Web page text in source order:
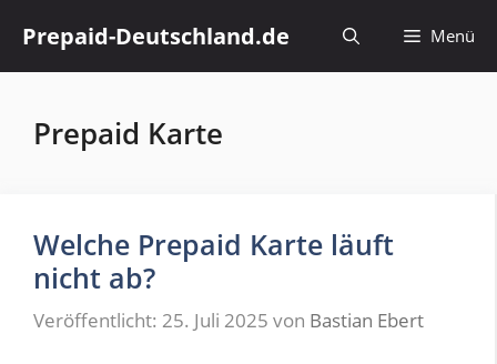
Inhalt
springen
Prepaid-Deutschland.de Menü
Prepaid Karte
Welche Prepaid Karte läuft
nicht ab?
Veröffentlicht: 25. Juli 2025 von Bastian Ebert